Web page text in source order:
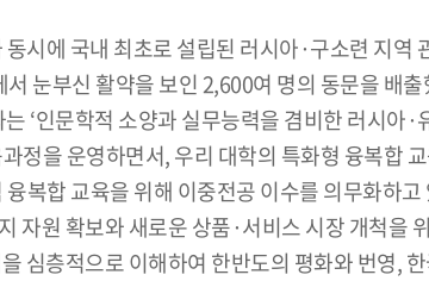
시에 국내 최초로 설립된 러시아·구소련 지
눈부신 활약을 보인 2,600여 명의 동문을 배
‘인문학적 소양과 실무능력을 겸비한 러시아
정을 운영하면서, 우리 대학의 특화형 융복합
복합 교육을 위해 이중전공 이수를 의무화하
자원 확보와 새로운 상품·서비스 시장 개척을
심층적으로 이해하여 한반도의 평화와 번영,